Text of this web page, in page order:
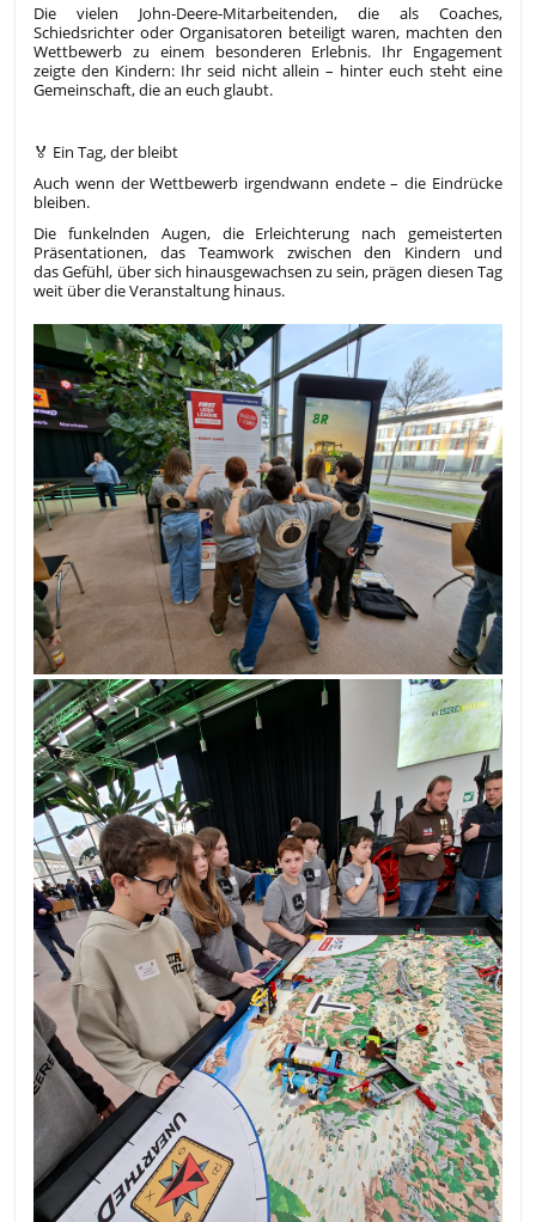
Die vielen John‑Deere‑Mitarbeitenden, die als Coaches,
Schiedsrichter oder Organisatoren beteiligt waren, machten den
Wettbewerb zu einem besonderen Erlebnis. Ihr Engagement
zeigte den Kindern: Ihr seid nicht allein – hinter euch steht eine
Gemeinschaft, die an euch glaubt.
🏅 Ein Tag, der bleibt
Auch wenn der Wettbewerb irgendwann endete – die Eindrücke
bleiben.
Die funkelnden Augen, die Erleichterung nach gemeisterten
Präsentationen, das Teamwork zwischen den Kindern und
das Gefühl, über sich hinausgewachsen zu sein, prägen diesen Tag
weit über die Veranstaltung hinaus.